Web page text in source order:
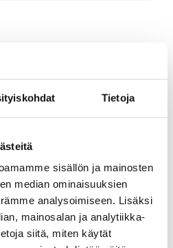
Tietoja
sisällön ja mainosten
median ominaisuuksien
analysoimiseen. Lisäksi
mainosalan ja analytiikka-
siitä, miten käytät
missä on pesukone,
ja lisätiedot: